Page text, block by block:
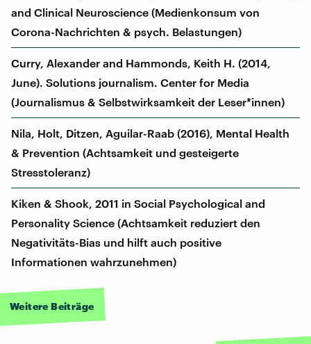
and Clinical Neuroscience (Medienkonsum von
Corona-Nachrichten & psych. Belastungen)
Curry, Alexander and Hammonds, Keith H. (2014,
June). Solutions journalism. Center for Media
(Journalismus & Selbstwirksamkeit der Leser*innen)
Nila, Holt, Ditzen, Aguilar-Raab (2016), Mental Health
& Prevention (Achtsamkeit und gesteigerte
Stresstoleranz)
Kiken & Shook, 2011 in Social Psychological and
Personality Science (Achtsamkeit reduziert den
Negativitäts-Bias und hilft auch positive
Informationen wahrzunehmen)
Weitere Beiträge